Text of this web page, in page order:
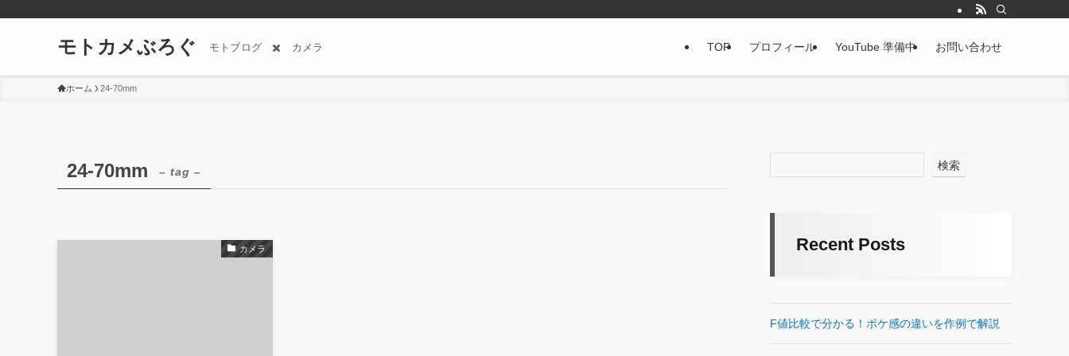
モトカメぶろぐ モトブログ ✖️ カメラ TOP プロフィール YouTube 準備中 お問い合わせ
ホーム 24-70mm
24-70mm – tag –
カメラ
検索
Recent Posts
F値比較で分かる！ボケ感の違いを作例で解説